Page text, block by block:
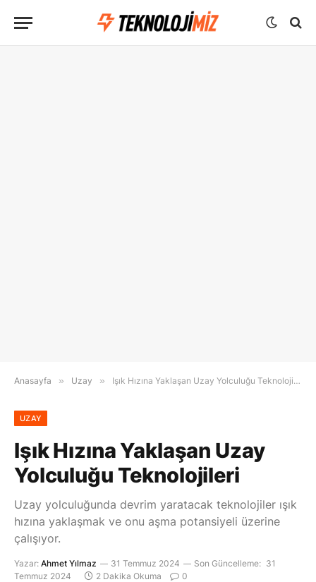
Anasayfa » Uzay » Işık Hızına Yaklaşan Uzay Yolculuğu Teknolojileri
UZAY
Işık Hızına Yaklaşan Uzay
Yolculuğu Teknolojileri
Uzay yolculuğunda devrim yaratacak teknolojiler ışık
hızına yaklaşmak ve onu aşma potansiyeli üzerine
çalışıyor.
Yazar: Ahmet Yılmaz 31 Temmuz 2024 Son Güncelleme: 31
Temmuz 2024
2 Dakika Okuma 0